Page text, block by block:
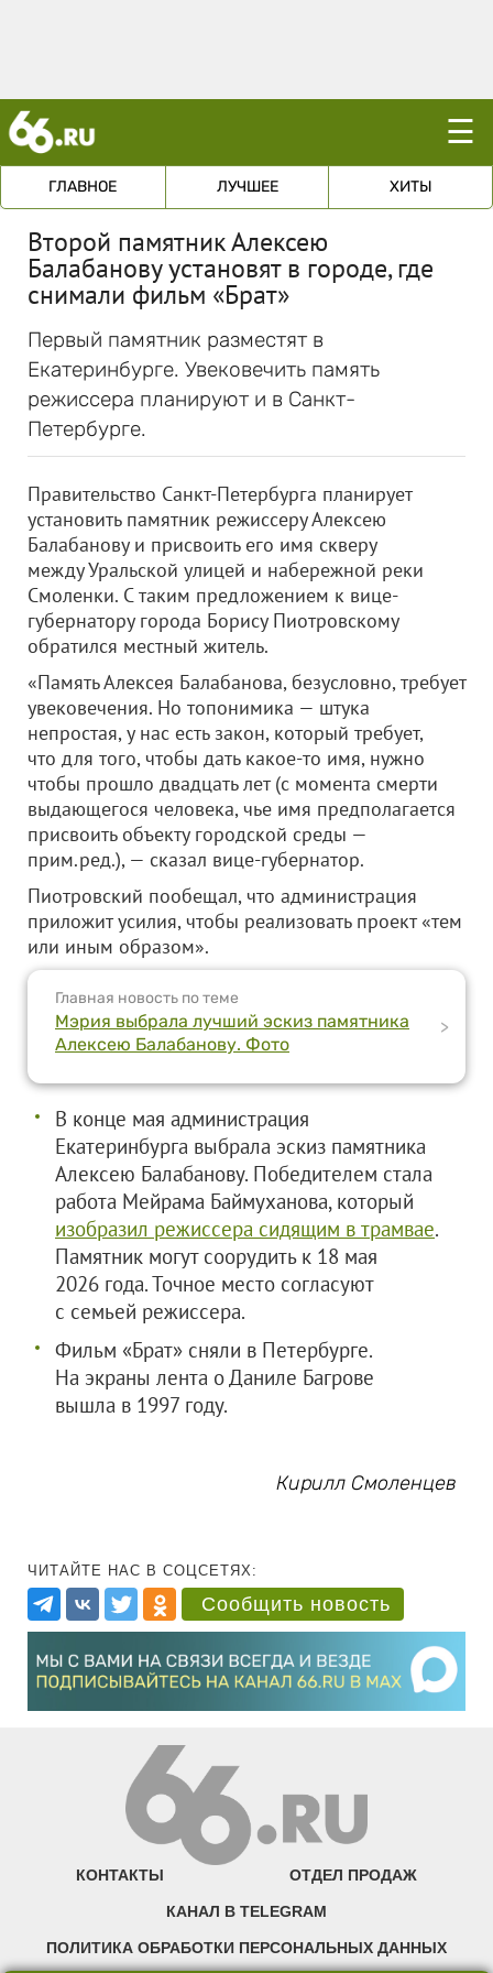
☰
ГЛАВНОЕ ЛУЧШЕЕ ХИТЫ
Второй памятник Алексею
Балабанову установят в городе, где
снимали фильм «Брат»
Первый памятник разместят в
Екатеринбурге. Увековечить память
режиссера планируют и в Санкт-
Петербурге.
Правительство Санкт-Петербурга планирует
установить памятник режиссеру Алексею
Балабанову и присвоить его имя скверу
между Уральской улицей и набережной реки
Смоленки. С таким предложением к вице-
губернатору города Борису Пиотровскому
обратился местный житель.
«Память Алексея Балабанова, безусловно, требует
увековечения. Но топонимика — штука
непростая, у нас есть закон, который требует,
что для того, чтобы дать какое-то имя, нужно
чтобы прошло двадцать лет (с момента смерти
выдающегося человека, чье имя предполагается
присвоить объекту городской среды —
прим.ред.), — сказал вице-губернатор.
Пиотровский пообещал, что администрация
приложит усилия, чтобы реализовать проект «тем
или иным образом».
Главная новость по теме
Мэрия выбрала лучший эскиз памятника
Алексею Балабанову. Фото
>
В конце мая администрация
Екатеринбурга выбрала эскиз памятника
Алексею Балабанову. Победителем стала
работа Мейрама Баймуханова, который
изобразил режиссера сидящим в трамвае.
Памятник могут соорудить к 18 мая
2026 года. Точное место согласуют
с семьей режиссера.
Фильм «Брат» сняли в Петербурге.
На экраны лента о Даниле Багрове
вышла в 1997 году.
Кирилл Смоленцев
ЧИТАЙТЕ НАС В СОЦСЕТЯХ:
Сообщить новость
КОНТАКТЫ ОТДЕЛ ПРОДАЖ
КАНАЛ В TELEGRAM
ПОЛИТИКА ОБРАБОТКИ ПЕРСОНАЛЬНЫХ ДАННЫХ